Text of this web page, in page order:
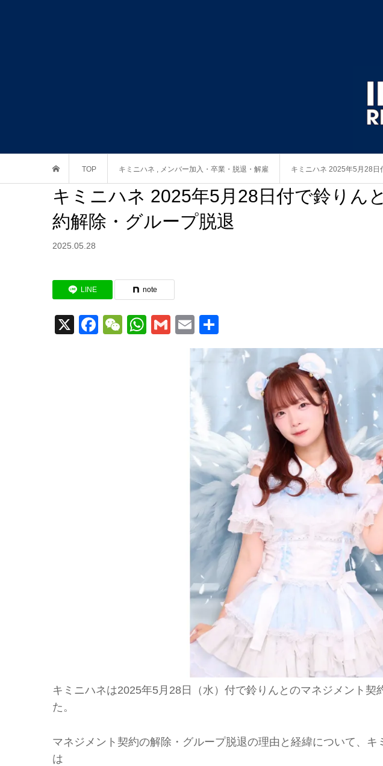
TOP キミニハネ , メンバー加入・卒業・脱退・解雇 キミニハネ 2025年5月28日
キミニハネ 2025年5月28日付で鈴りん
約解除・グループ脱退
2025.05.28
LINE note
X Facebook
WeChat
WhatsApp
GmailEmail
有
キミニハネは2025年5月28日（水）付で鈴りんとのマネジメント契
た。
マネジメント契約の解除・グループ脱退の理由と経緯について、
は